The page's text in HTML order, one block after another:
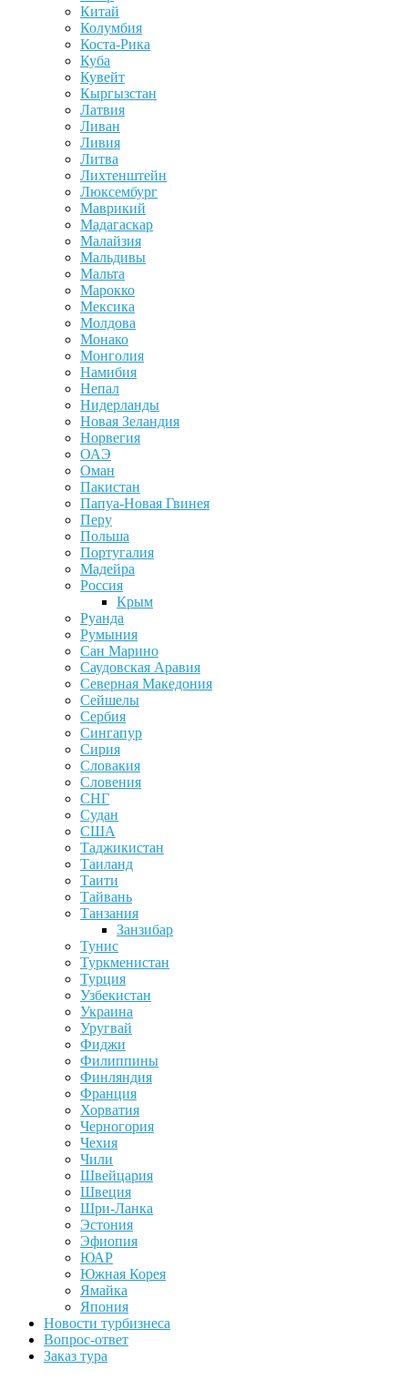
Китай
Колумбия
Коста-Рика
Куба
Кувейт
Кыргызстан
Латвия
Ливан
Ливия
Литва
Лихтенштейн
Люксембург
Маврикий
Мадагаскар
Малайзия
Мальдивы
Мальта
Марокко
Мексика
Молдова
Монако
Монголия
Намибия
Непал
Нидерланды
Новая Зеландия
Норвегия
ОАЭ
Оман
Пакистан
Папуа-Новая Гвинея
Перу
Польша
Португалия
Мадейра
Россия
Крым
Руанда
Румыния
Сан Марино
Саудовская Аравия
Северная Македония
Сейшелы
Сербия
Сингапур
Сирия
Словакия
Словения
СНГ
Судан
США
Таджикистан
Таиланд
Таити
Тайвань
Танзания
Занзибар
Тунис
Туркменистан
Турция
Узбекистан
Украина
Уругвай
Фиджи
Филиппины
Финляндия
Франция
Хорватия
Черногория
Чехия
Чили
Швейцария
Швеция
Шри-Ланка
Эстония
Эфиопия
ЮАР
Южная Корея
Ямайка
Япония
Новости турбизнеса
Вопрос-ответ
Заказ тура